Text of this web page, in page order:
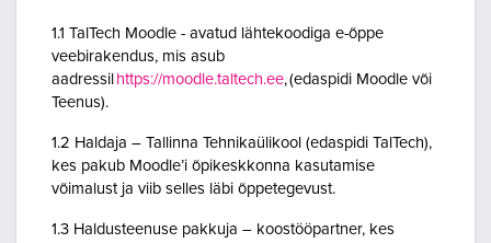
1.1 TalTech Moodle - avatud lähtekoodiga e-õppe
veebirakendus, mis asub
aadressil https://moodle.taltech.ee, (edaspidi Moodle või
Teenus).
1.2 Haldaja – Tallinna Tehnikaülikool (edaspidi TalTech),
kes pakub Moodle’i õpikeskkonna kasutamise
võimalust ja viib selles läbi õppetegevust.
1.3 Haldusteenuse pakkuja – koostööpartner, kes